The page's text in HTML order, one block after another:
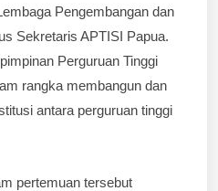
Pengembangan dan
Sekretaris APTISI Papua.
Perguruan Tinggi
rangka membangun dan
antara perguruan tinggi
pertemuan tersebut